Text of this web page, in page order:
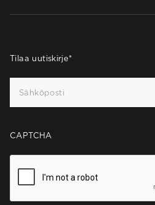
Tilaa uutiskirje*
CAPTCHA